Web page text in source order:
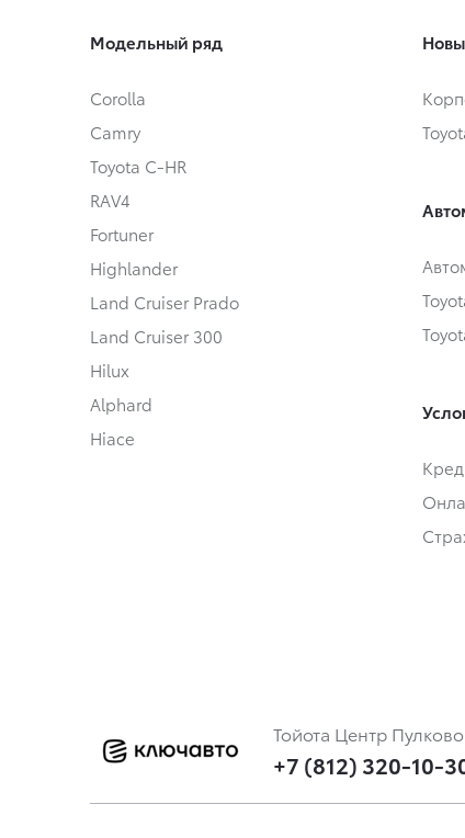
Модельный ряд
Corolla
Camry
Toyota C-HR
RAV4
Fortuner
Highlander
Land Cruiser Prado
Land Cruiser 300
Hilux
Alphard
Hiace
Тойота Центр Пулково
+7 (812) 320-10-